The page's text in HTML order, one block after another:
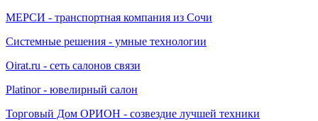
МЕРСИ - транспортная компания из Сочи
Системные решения - умные технологии
Oirat.ru - сеть салонов связи
Platinor - ювелирный салон
Торговый Дом ОРИОН - созвездие лучшей техники